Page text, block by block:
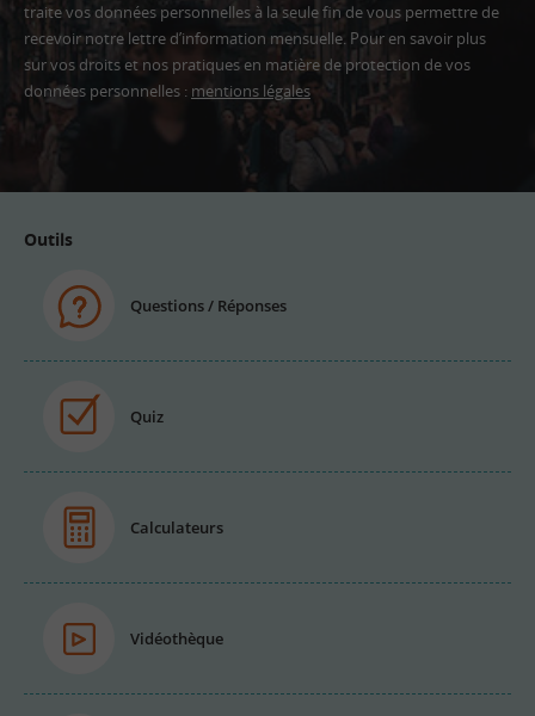
traite vos données personnelles à la seule fin de vous permettre de
recevoir notre lettre d’information mensuelle. Pour en savoir plus
sur vos droits et nos pratiques en matière de protection de vos
données personnelles : mentions légales
Outils
Questions / Réponses
Quiz
Calculateurs
Vidéothèque